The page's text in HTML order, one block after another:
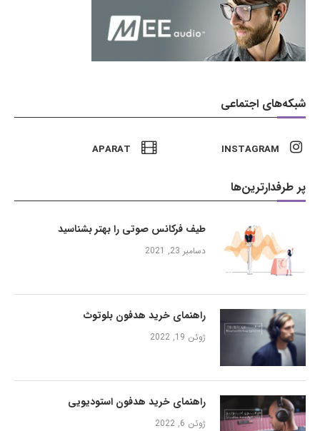
شبکه‌های اجتماعی
INSTAGRAM
APARAT
پر طرفدارترین‌ها
طیف فرکانس صوتی را بهتر بشناسید
دسامبر 23, 2021
راهنمای خرید هدفون بلوتوث
ژوئن 19, 2022
راهنمای خرید هدفون استودیویی
ژوئن 6, 2022